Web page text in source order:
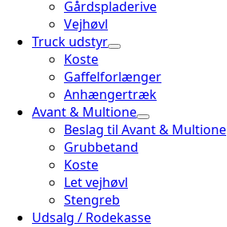
Gårdspladerive
Vejhøvl
Truck udstyr
Koste
Gaffelforlænger
Anhængertræk
Avant & Multione
Beslag til Avant & Multione
Grubbetand
Koste
Let vejhøvl
Stengreb
Udsalg / Rodekasse